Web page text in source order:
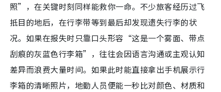
照”，在关键时刻同样能救你一命。不少旅客经历过飞
抵目的地后，在行李带等到最后却发现遗失行李的状
况。如果在报失时只靠口头形容“这是一个雾面、带点
刮痕的灰蓝色行李箱”，往往会因语言沟通或主观认知
差异而浪费大量时间。如果此时能直接拿出手机展示行
李箱的清晰照片，地勤人员便能一秒比对颜色、材质和